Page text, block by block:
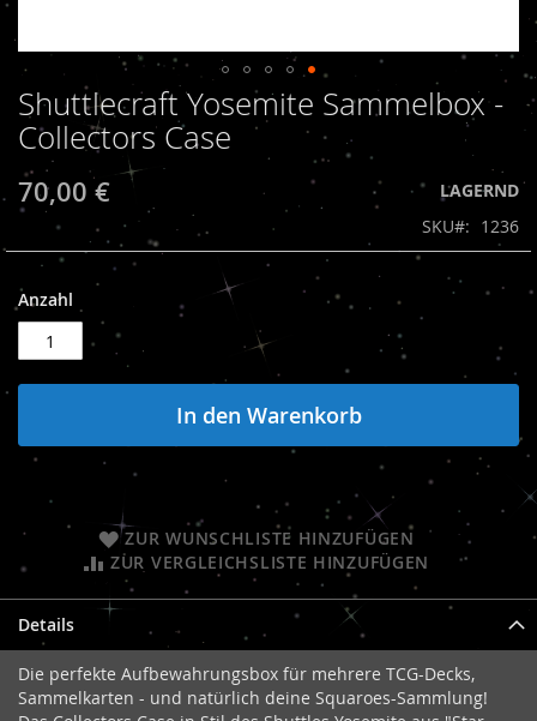
Zum
Anfang
der
Bildergalerie
springen
Shuttlecraft Yosemite Sammelbox -
Collectors Case
70,00 €
LAGERND
SKU
1236
Anzahl
In den Warenkorb
ZUR WUNSCHLISTE HINZUFÜGEN
ZUR VERGLEICHSLISTE HINZUFÜGEN
Details
Die perfekte Aufbewahrungsbox für mehrere TCG-Decks,
Sammelkarten - und natürlich deine Squaroes-Sammlung!